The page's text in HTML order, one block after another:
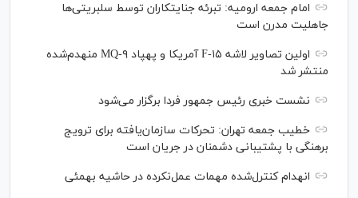
امام جمعه ارومیه: تبرئه جنایتکاران توسط سلبریتی‌ها
جاهلیت مدرن است
اولین تصاویر لاشه F-۱۵ آمریکا و پهپاد MQ-۹ منهدم‌شده
منتشر شد
نشست خبری رئیس‌ جمهور فردا برگزار می‌شود
خطیب جمعه تهران: تحرکات سازمان‌یافته برای ترویج
برهنگی با پشتیبانی دشمنان در جریان است
انهدام کنترل‌شده مهمات عمل‌نکرده در حاشیه بهمئی